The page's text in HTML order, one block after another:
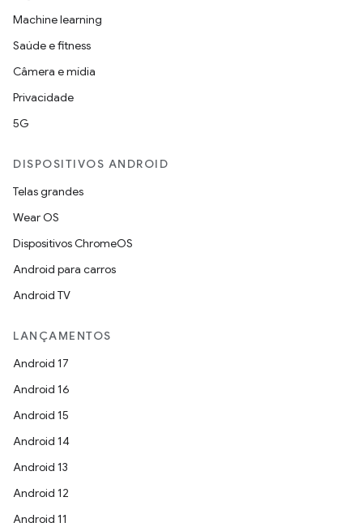
Machine learning
Saúde e fitness
Câmera e mídia
Privacidade
5G
DISPOSITIVOS ANDROID
Telas grandes
Wear OS
Dispositivos ChromeOS
Android para carros
Android TV
LANÇAMENTOS
Android 17
Android 16
Android 15
Android 14
Android 13
Android 12
Android 11